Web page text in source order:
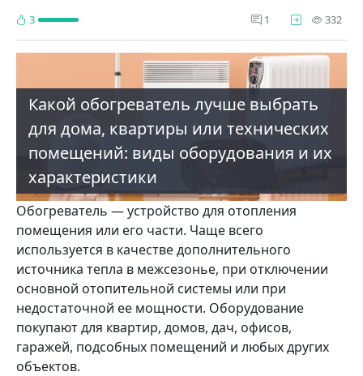
3 1 332
Какой обогреватель лучше выбрать
для дома, квартиры или технических
помещений: виды оборудования и их
характеристики
Обогреватель — устройство для отопления
помещения или его части. Чаще всего
используется в качестве дополнительного
источника тепла в межсезонье, при отключении
основной отопительной системы или при
недостаточной ее мощности. Оборудование
покупают для квартир, домов, дач, офисов,
гаражей, подсобных помещений и любых других
объектов.